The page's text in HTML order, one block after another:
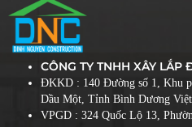
CÔNG TY TNHH XÂY LẮP
ĐKKD : 140 Đường số 1, Khu
Dầu Một, Tỉnh Bình Dương
VPGD : 324 Quốc Lộ 13,